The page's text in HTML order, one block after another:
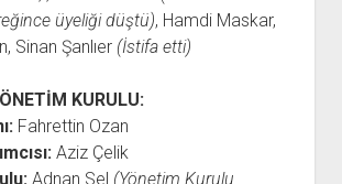
üyeliği düştü), Hamdi Maskar,
Sinan Şanlıer (İstifa etti)
KURULU:
Fahrettin Ozan
Aziz Çelik
Adnan Sel (Yönetim Kurulu